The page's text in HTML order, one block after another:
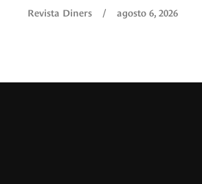
Revista Diners / agosto 6, 2026